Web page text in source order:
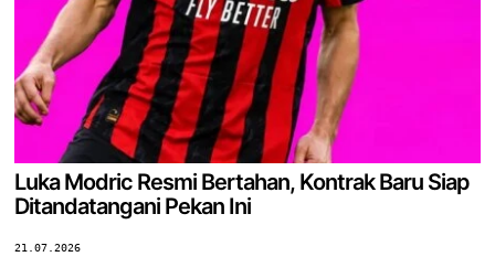
Luka Modric Resmi Bertahan, Kontrak Baru Siap
Ditandatangani Pekan Ini
21.07.2026